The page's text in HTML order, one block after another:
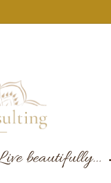
beautifully...